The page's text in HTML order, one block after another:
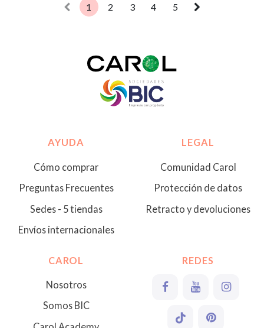
1 2 3 4 5
AYUDA
Cómo comprar
Preguntas Frecuentes
Sedes - 5 tiendas
Envíos internacionales
LEGAL
Comunidad Carol
Protección de datos
Retracto y devoluciones
CAROL
Nosotros
Somos BIC
REDES